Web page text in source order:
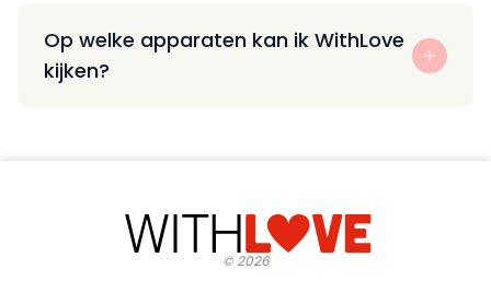
Op welke apparaten kan ik WithLove
kijken?
©2026